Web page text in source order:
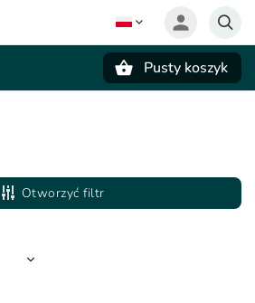
Pusty koszyk
Otworzyć filtr